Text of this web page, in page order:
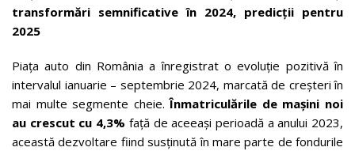
transformări semnificative în 2024, predicții pentru
2025
Piața auto din România a înregistrat o evoluție pozitivă în
intervalul ianuarie – septembrie 2024, marcată de creșteri în
mai multe segmente cheie.Înmatriculările de mașini noi
au crescut cu 4,3% față de aceeași perioadă a anului 2023,
această dezvoltare fiind susținută în mare parte de fondurile